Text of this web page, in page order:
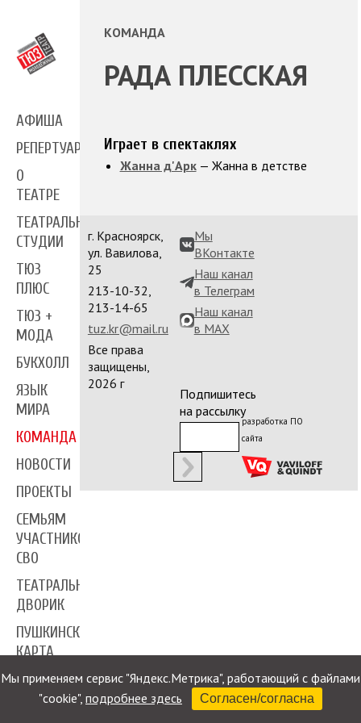
АФИША
РЕПЕРТУАР
О
ТЕАТРЕ
ТЕАТРАЛЬНЫЕ
СТУДИИ
ТЮЗ
ПЛЮС
ТЮЗ +
МОДА
БУКХОЛЛ
ЯЗЫК
МИРА
КОМАНДА
НОВОСТИ
ПРОЕКТЫ
СЕМЬЯМ
УЧАСТНИКОВ
СВО
ТЕАТРАЛЬНЫЙ
ДВОРИК
ПУШКИНСКАЯ
КАРТА
ПРЕССА
КОНТАКТЫ
КОМАНДА
РАДА ПЛЕССКАЯ
Играет в спектаклях
Жанна д'Арк— Жанна в детстве
г. Красноярск,
ул. Вавилова,
25
213-10-32,
213-14-65
tuz.kr@mail.ru
Все права
защищены,
2026 г
Мы
ВКонтакте
Наш канал
в Телеграм
Наш канал
в MAX
Подпишитесь
на рассылку
разработка ПО
сайта
Мы применяем сервис "Яндекс.Метрика", работающий с файлами
"cookie", подробнее здесь Согласен/согласна